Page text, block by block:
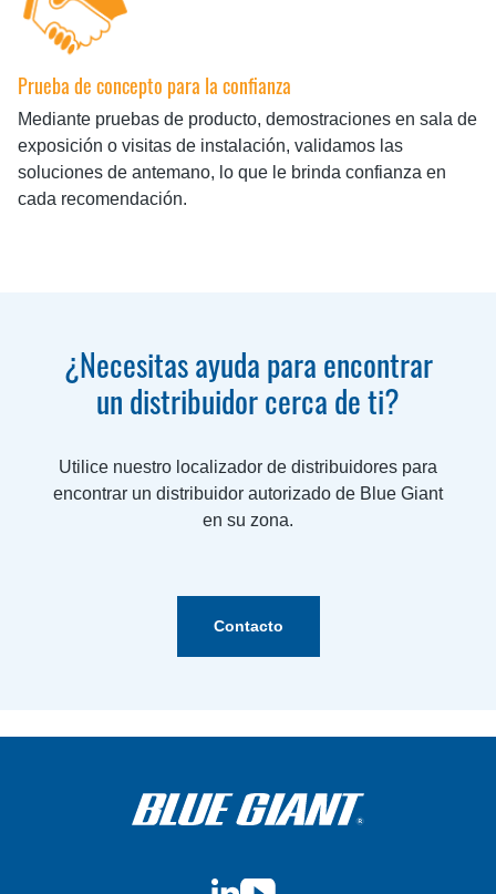
Prueba de concepto para la confianza
Mediante pruebas de producto, demostraciones en sala de
exposición o visitas de instalación, validamos las
soluciones de antemano, lo que le brinda confianza en
cada recomendación.
¿Necesitas ayuda para encontrar
un distribuidor cerca de ti?
Utilice nuestro localizador de distribuidores para
encontrar un distribuidor autorizado de Blue Giant
en su zona.
Contacto
LinkedIn
YouTube